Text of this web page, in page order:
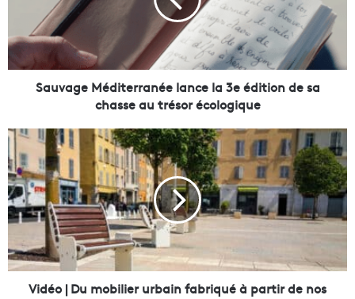
e
M
é
e
r
r
a
n
é
l
a
Sauvage Méditerranée lance la 3e édition de sa
chasse au trésor écologique
V
i
d
é
o
|
D
u
Vidéo | Du mobilier urbain fabriqué à partir de nos